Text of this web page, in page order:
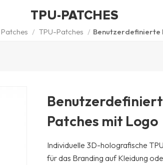
TPU-PATCHES
Patches / TPU-Patches / Benutzerdefinierte
Patches mit Logo
Individuelle 3D-holografische
für das Branding auf Kleidung